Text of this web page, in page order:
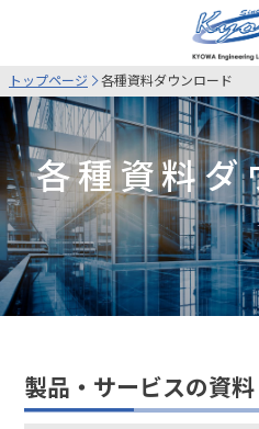
トップページ 各種資料ダウンロード
各種資料ダ
製品・サービスの資料